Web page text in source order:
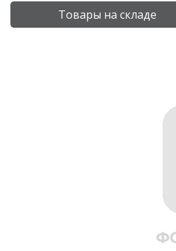
Товары на складе